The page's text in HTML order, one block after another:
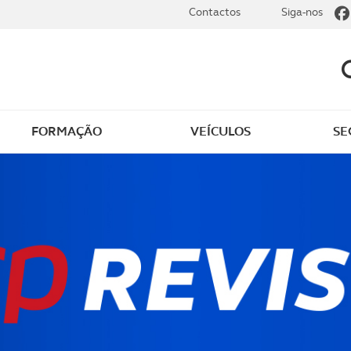
Golfe
Revista ACP Edição
impressa
FORMAÇÃO VEÍCULOS
Contactos Siga-nos